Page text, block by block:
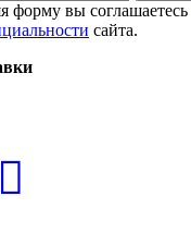
форму вы соглашаетесь
сайта.